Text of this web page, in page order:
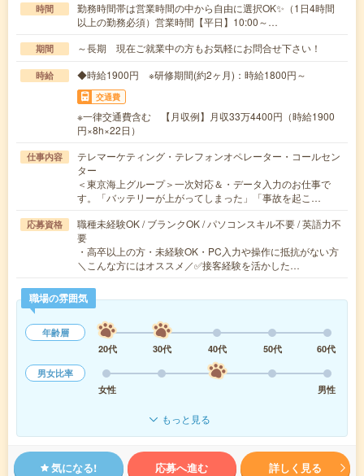
時間
勤務時間帯は営業時間の中から自由に選択OK✨（1日4時間
以上の勤務必須）営業時間【平日】10:00～…
期間 ～長期 現在ご就業中の方もお気軽にお問合せ下さい！
時給 ◆時給1900円 ※研修期間(約2ヶ月)：時給1800円～
交通費
※一律交通費含む 【月収例】月収33万4400円（時給1900
円×8h×22日）
仕事内容
テレマーケティング・テレフォンオペレーター・コールセン
ター
＜東京海上グループ＞一次対応＆・データ入力のお仕事で
す。「バッテリーが上がってしまった」「事故を起こ…
応募資格
職種未経験OK / ブランクOK / パソコンスキル不要 / 英語力不
要
・高卒以上の方・未経験OK・PC入力や操作に抵抗がない方
＼こんな方にはオススメ／✅接客経験を活かした…
職場の雰囲気
年齢層
20代
30代 40代 50代
60代
男女比率
女性
男性
もっと見る
気になる! 応募へ進む 詳しく見る